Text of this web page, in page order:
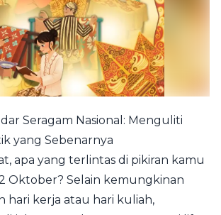
Seragam Nasional: Menguliti
yang Sebenarnya
apa yang terlintas di pikiran kamu
Oktober? Selain kemungkinan
hari kerja atau hari kuliah,